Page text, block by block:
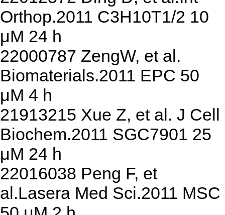
Orthop.2011 C3H10T1/2 10
μM 24 h
22000787 ZengW, et al.
Biomaterials.2011 EPC 50
μM 4 h
21913215 Xue Z, et al. J Cell
Biochem.2011 SGC7901 25
μM 24 h
22016038 Peng F, et
al.Lasera Med Sci.2011 MSC